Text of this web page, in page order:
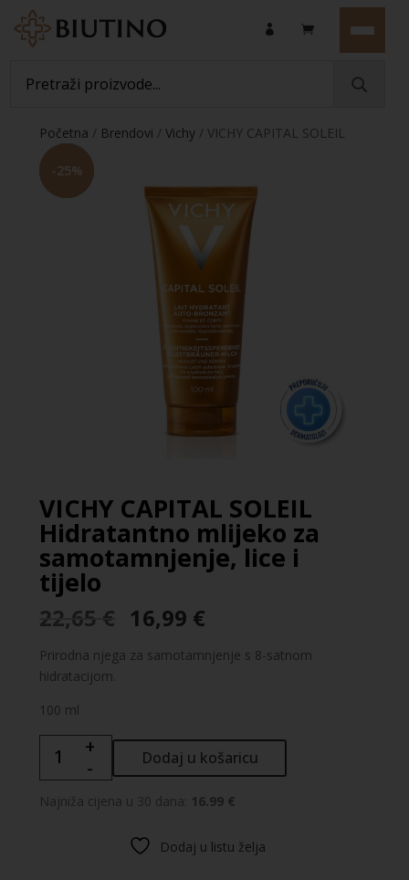
Početna / Brendovi /Vichy / VICHY CAPITAL SOLEIL
Hidratantno mlijeko za samotamnjenje, lice i tijelo
-25%
VICHY CAPITAL SOLEIL
Hidratantno mlijeko za
samotamnjenje, lice i
tijelo
22,65 € Izvorna
cijena
bila
16,99 €
je:
Prirodna njega za samotamnjenje s 8-satnom
hidratacijom.
100 ml
CAPITAL
Hidratantno
+
-
Dodaj u košaricu
Najniža cijena u 30 dana: 16.99 €
Dodaj u listu želja